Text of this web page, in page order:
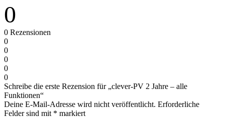
0
0 Rezensionen
0
0
0
0
0
Schreibe die erste Rezension für „clever-PV 2 Jahre – alle
Funktionen“
Deine E-Mail-Adresse wird nicht veröffentlicht. Erforderliche
Felder sind mit * markiert